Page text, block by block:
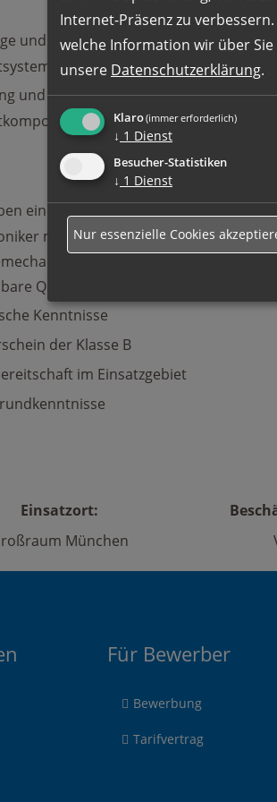
und Inbetriebnahme von
und -steuerungen bei Kunden
und Reparatur von Kompressoren
eine abgeschlossene Ausbildung als
m/w/d, Kälteanlagenbauer m/w/d,
Maschinenschlosser m/w/d
Qualifikation
Kenntnisse
der Klasse B
im Einsatzgebiet
Einsatzort:
München
Für Bewerber
Bewerbung
Tarifvertrag
Internet-Präsenz zu
welche Information wir über Sie
unsere Datenschutzerklärung.
Klaro(immer erforderlich)
↓ 1 Dienst
Besucher-Statistiken
↓ 1 Dienst
Nur essenzielle Cookies